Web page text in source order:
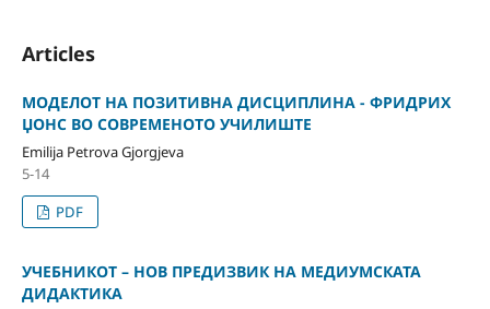
Articles
МОДЕЛОТ НА ПОЗИТИВНА ДИСЦИПЛИНА - ФРИДРИХ
ЏОНС ВО СОВРЕМЕНОТО УЧИЛИШТЕ
Emilija Petrova Gjorgjeva
5-14
PDF
УЧЕБНИКОТ – НОВ ПРЕДИЗВИК НА МЕДИУМСКАТА
ДИДАКТИКА